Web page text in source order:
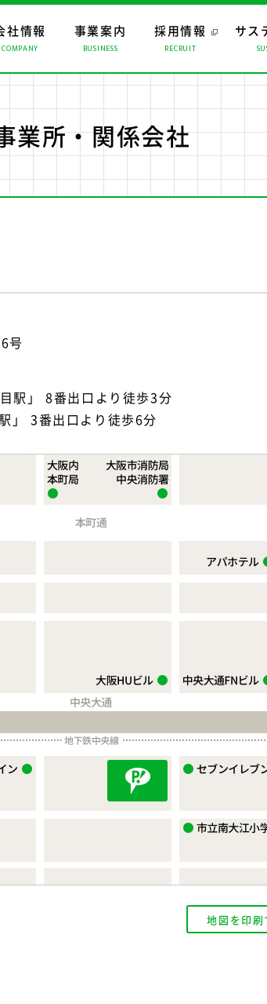
めコンテンツ CMギャラリー
社情報
COMPANY
メッセージ 経営理念 会社概要
スクマネジメント
事業案内
BUSINESS
ャンダイジング ロジスティクス
採用情報
RECRUIT
サス
業所・関係会社
号
駅」 8番出口より徒歩3分
」 3番出口より徒歩6分
地図を印刷